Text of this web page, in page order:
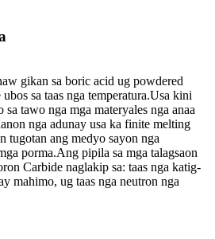
gikan sa boric acid ug powdered
sa taas nga temperatura.Usa kini
tawo nga mga materyales nga anaa
nga adunay usa ka finite melting
tugotan ang medyo sayon ​​​​nga
porma.Ang pipila sa mga talagsaon
Carbide naglakip sa: taas nga katig-
mahimo, ug taas nga neutron nga